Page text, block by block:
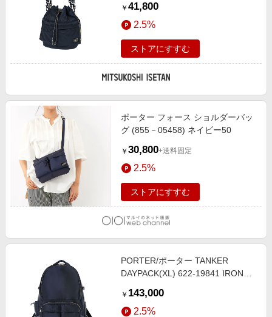
【三越伊勢丹/公式】
￥ 41,800
2.5%
ストアにすすむ
ポーター フォース ショルダーバッ
グ (855－05458) ネイビー50
￥ 30,800+送料固定
2.5%
ストアにすすむ
PORTER/ポーター TANKER
DAYPACK(XL) 622-19841 IRON
公式】
￥ 143,000
2.5%